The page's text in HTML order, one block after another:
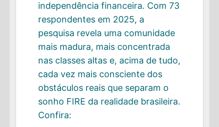
independência financeira. Com 73
respondentes em 2025, a
pesquisa revela uma comunidade
mais madura, mais concentrada
nas classes altas e, acima de tudo,
cada vez mais consciente dos
obstáculos reais que separam o
sonho FIRE da realidade brasileira.
Confira: